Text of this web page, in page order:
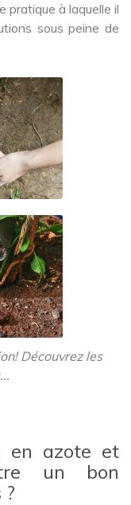
pratique à laquelle il
sous peine de
Découvrez les
en azote et
un bon